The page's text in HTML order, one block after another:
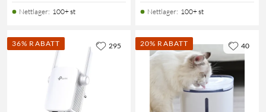
Nettlager: 100+ st Nettlager: 100+ st
36% RABATT 295 20% RABATT 40